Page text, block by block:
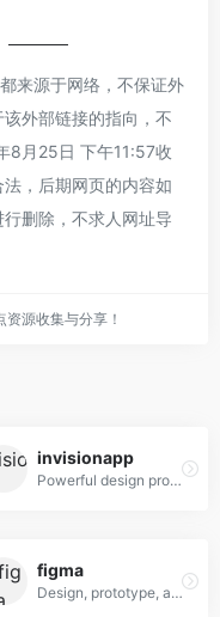
来源于网络，不保证外
外部链接的指向，不
8月25日 下午11:57收
，后期网页的内容如
删除，不求人网址导
源收集与分享！
invisionapp
Powerful design prototyping tools
figma
Design, prototype, and gather feedback all in one place with Figma.